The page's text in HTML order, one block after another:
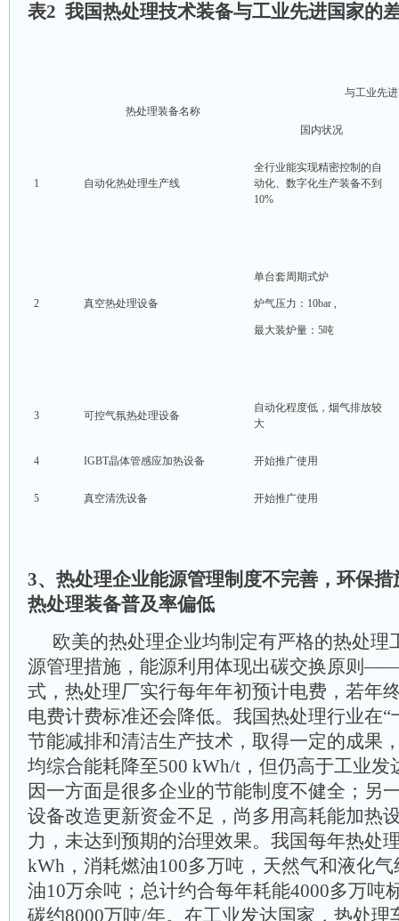
表2 我国热处理技术装备与工业先进国家的
热处理装备名称
与工业先
国内状况
1 自动化热处理生产线
全行业能实现精密控制的自
动化、数字化生产装备不到
10%
2 真空热处理设备
单台套周期式炉
炉气压力：10bar ,
最大装炉量：5吨
3 可控气氛热处理设备
自动化程度低，烟气排放较
大
4 IGBT晶体管感应加热设备 开始推广使用
5 真空清洗设备 开始推广使用
3、热处理企业能源管理制度不完善，环保
热处理装备普及率偏低
欧美的热处理企业均制定有严格的热处理
源管理措施，能源利用体现出碳交换原则
式，热处理厂实行每年年初预计电费，若年
电费计费标准还会降低。我国热处理行业在“
节能减排和清洁生产技术，取得一定的成果
均综合能耗降至500 kWh/t，但仍高于工业发
因一方面是很多企业的节能制度不健全；另
设备改造更新资金不足，尚多用高耗能加热
力，未达到预期的治理效果。我国每年热处
kWh，消耗燃油100多万吨，天然气和液化气
油10万余吨；总计约合每年耗能4000多万吨
碳约8000万吨/年。在工业发达国家，热处理